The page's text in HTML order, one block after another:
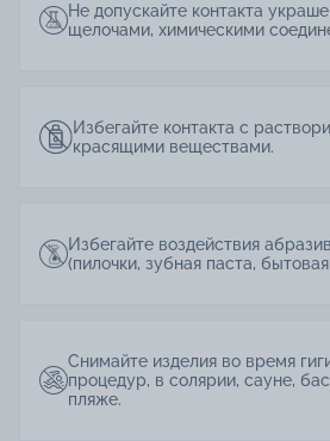
Не допускайте контакта
щелочами, химическими
Избегайте контакта с
красящими веществами.
Избегайте воздействия
(пилочки, зубная паста,
Снимайте изделия во время
процедур, в солярии, сауне,
пляже.